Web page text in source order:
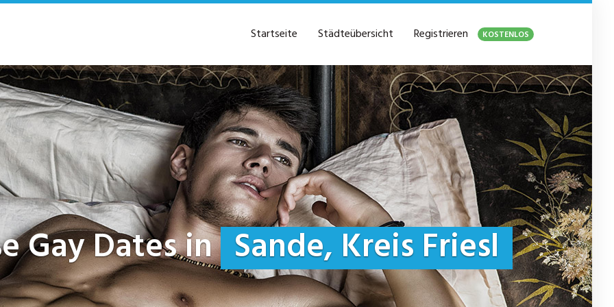
Startseite Städteübersicht Registrieren KOSTENLOS
Gay Dates in Sande, Kreis Friesl